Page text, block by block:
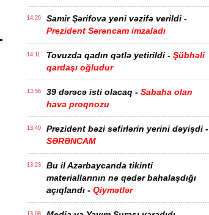
14:26
Samir Şərifova yeni vəzifə verildi -
Prezident Sərəncam imzaladı
14:11 Tovuzda qadın qətlə yetirildi - Şübhəli
qardaşı oğludur
13:56 39 dərəcə isti olacaq - Sabaha olan
hava proqnozu
13:40
Prezident bəzi səfirlərin yerini dəyişdi -
SƏRƏNCAM
13:23
Bu il Azərbaycanda tikinti
materiallarının nə qədər bahalaşdığı
açıqlandı - Qiymətlər
13:08